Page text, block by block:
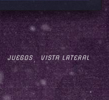
JUEGOS
VISTA LATERAL